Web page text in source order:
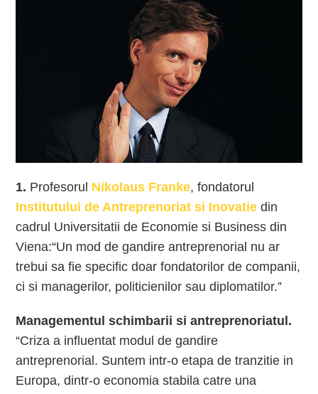
1. Profesorul Nikolaus Franke, fondatorul
Institutului de Antreprenoriat si Inovatie din
cadrul Universitatii de Economie si Business din
Viena:“Un mod de gandire antreprenorial nu ar
trebui sa fie specific doar fondatorilor de companii,
ci si managerilor, politicienilor sau diplomatilor.”
Managementul schimbarii si antreprenoriatul.
“Criza a influentat modul de gandire
antreprenorial. Suntem intr-o etapa de tranzitie in
Europa, dintr-o economia stabila catre una